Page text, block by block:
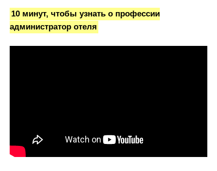
10 минут, чтобы узнать о профессии
администратор отеля